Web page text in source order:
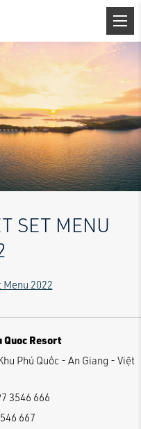
SET MENU
2022
Quoc Resort
Phú Quốc - An Giang - Việt
3546 666
667